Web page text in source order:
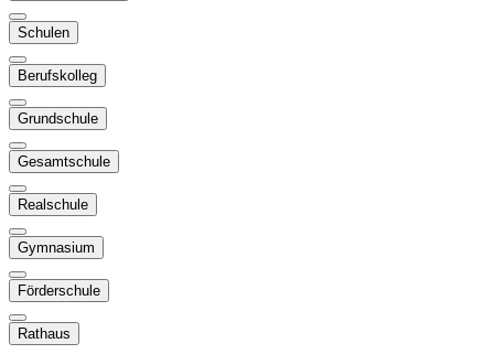
Schulen
Berufskolleg
Grundschule
Gesamtschule
Realschule
Gymnasium
Förderschule
Rathaus